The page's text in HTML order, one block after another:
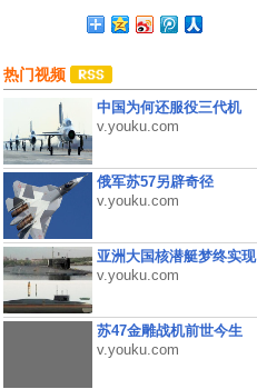
热门视频
中国为何还服役三代机
v.youku.com
俄军苏57另辟奇径
v.youku.com
亚洲大国核潜艇梦终实现
v.youku.com
苏47金雕战机前世今生
v.youku.com